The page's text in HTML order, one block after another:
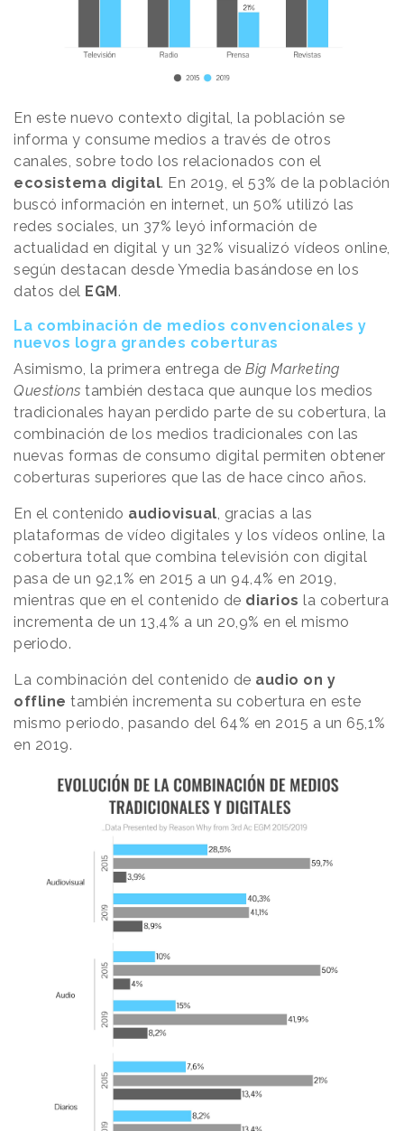
En este nuevo contexto digital, la población se
informa y consume medios a través de otros
canales, sobre todo los relacionados con el
ecosistema digital. En 2019, el 53% de la población
buscó información en internet, un 50% utilizó las
redes sociales, un 37% leyó información de
actualidad en digital y un 32% visualizó vídeos online,
según destacan desde Ymedia basándose en los
datos del EGM .
La combinación de medios convencionales y
nuevos logra grandes coberturas
Asimismo, la primera entrega de Big Marketing
Questions también destaca que aunque los medios
tradicionales hayan perdido parte de su cobertura, la
combinación de los medios tradicionales con las
nuevas formas de consumo digital permiten obtener
coberturas superiores que las de hace cinco años.
En el contenido audiovisual, gracias a las
plataformas de vídeo digitales y los vídeos online, la
cobertura total que combina televisión con digital
pasa de un 92,1% en 2015 a un 94,4% en 2019,
mientras que en el contenido de diarios la cobertura
incrementa de un 13,4% a un 20,9% en el mismo
periodo.
La combinación del contenido de audio on y
offline también incrementa su cobertura en este
mismo periodo, pasando del 64% en 2015 a un 65,1%
en 2019.